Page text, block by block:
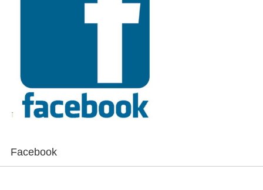
Facebook